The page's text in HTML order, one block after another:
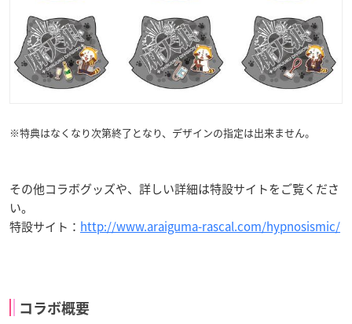
※特典はなくなり次第終了となり、デザインの指定は出来ません。
その他コラボグッズや、詳しい詳細は特設サイトをご覧くださ
い。
特設サイト： http://www.araiguma-rascal.com/hypnosismic/
コラボ概要